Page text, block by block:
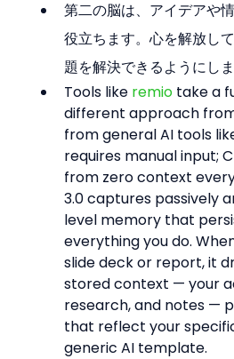
第二の脳は、アイデアや
役立ちます。心を解放し
題を解決できるようにしま
Tools like remio take a
different approach
from general AI tools
requires manual input;
from zero context
3.0 captures passively
level memory that
everything you do.
slide deck or report, it
stored context — your
research, and notes —
that reflect your
generic AI template.